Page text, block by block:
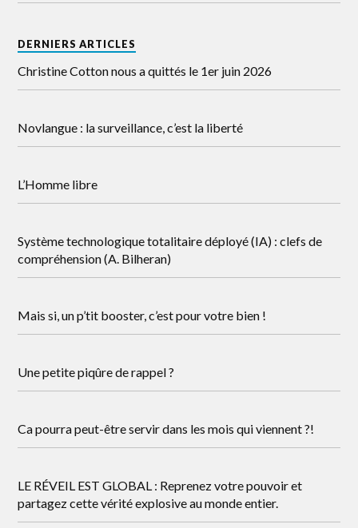
DERNIERS ARTICLES
Christine Cotton nous a quittés le 1er juin 2026
Novlangue : la surveillance, c’est la liberté
L’Homme libre
Système technologique totalitaire déployé (IA) : clefs de
compréhension (A. Bilheran)
Mais si, un p’tit booster, c’est pour votre bien !
Une petite piqûre de rappel ?
Ca pourra peut-être servir dans les mois qui viennent ?!
LE RÉVEIL EST GLOBAL : Reprenez votre pouvoir et
partagez cette vérité explosive au monde entier.